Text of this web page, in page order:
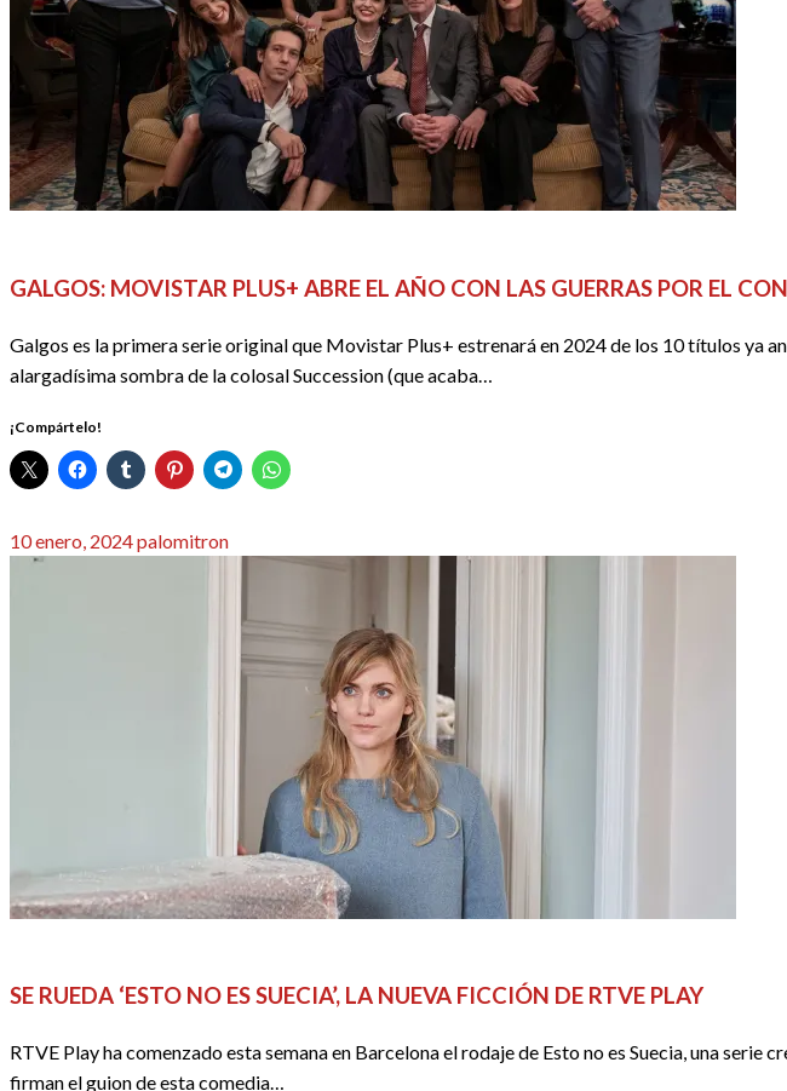
GALGOS: MOVISTAR PLUS+ ABRE EL AÑO CON LAS GUERRAS POR EL
Galgos es la primera serie original que Movistar Plus+ estrenará en 2024 de los 10 títulos ya
alargadísima sombra de la colosal Succession (que acaba…
¡Compártelo!
Publicado
10 enero, 2024palomitron
SE RUEDA ‘ESTO NO ES SUECIA’, LA NUEVA FICCIÓN DE RTVE PLAY
RTVE Play ha comenzado esta semana en Barcelona el rodaje de Esto no es Suecia, una
firman el guion de esta comedia…